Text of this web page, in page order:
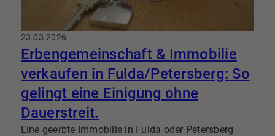
23.03.2026
Erbengemeinschaft & Immobilie
verkaufen in Fulda/Petersberg: So
gelingt eine Einigung ohne
Dauerstreit.
Eine geerbte Immobilie in Fulda oder Petersberg